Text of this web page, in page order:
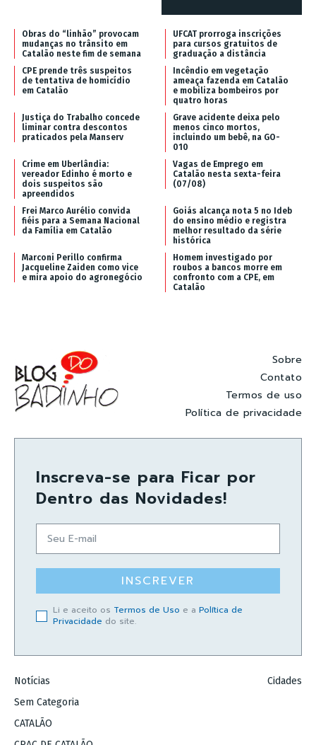
Obras do “linhão” provocam
mudanças no trânsito em
Catalão neste fim de semana
UFCAT prorroga inscrições
para cursos gratuitos de
graduação a distância
CPE prende três suspeitos
de tentativa de homicídio
em Catalão
Incêndio em vegetação
ameaça fazenda em Catalão
e mobiliza bombeiros por
quatro horas
Justiça do Trabalho concede
liminar contra descontos
praticados pela Manserv
Grave acidente deixa pelo
menos cinco mortos,
incluindo um bebê, na GO-
010
Crime em Uberlândia:
vereador Edinho é morto e
dois suspeitos são
apreendidos
Vagas de Emprego em
Catalão nesta sexta-feira
(07/08)
Frei Marco Aurélio convida
fiéis para a Semana Nacional
da Família em Catalão
Goiás alcança nota 5 no Ideb
do ensino médio e registra
melhor resultado da série
histórica
Marconi Perillo confirma
Jacqueline Zaiden como vice
e mira apoio do agronegócio
Homem investigado por
roubos a bancos morre em
confronto com a CPE, em
Catalão
Sobre
Contato
Termos de uso
Política de privacidade
Inscreva-se para Ficar por
Dentro das Novidades!
INSCREVER
Li e aceito os Termos de Uso e a Política de
Privacidade do site.
Notícias
Sem Categoria
CATALÃO
Cidades